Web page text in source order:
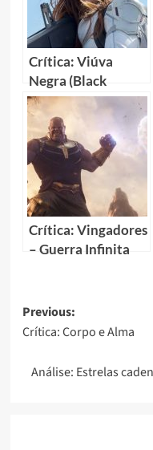
Crítica: Viúva
Negra (Black
Widow)
Crítica: Vingadores
– Guerra Infinita
Previous:
Crítica: Corpo e Alma
Análise: Estrelas